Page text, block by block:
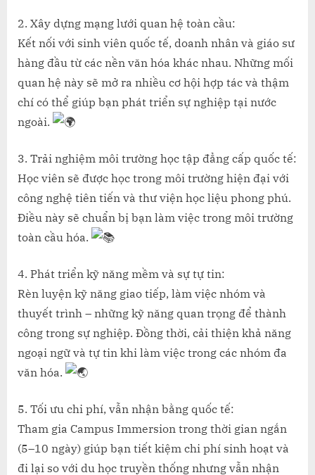
2. Xây dựng mạng lưới quan hệ toàn cầu:
Kết nối với sinh viên quốc tế, doanh nhân và giáo sư
hàng đầu từ các nền văn hóa khác nhau. Những mối
quan hệ này sẽ mở ra nhiều cơ hội hợp tác và thậm
chí có thể giúp bạn phát triển sự nghiệp tại nước
ngoài.
3. Trải nghiệm môi trường học tập đẳng cấp quốc tế:
Học viên sẽ được học trong môi trường hiện đại với
công nghệ tiên tiến và thư viện học liệu phong phú.
Điều này sẽ chuẩn bị bạn làm việc trong môi trường
toàn cầu hóa.
4. Phát triển kỹ năng mềm và sự tự tin:
Rèn luyện kỹ năng giao tiếp, làm việc nhóm và
thuyết trình – những kỹ năng quan trọng để thành
công trong sự nghiệp. Đồng thời, cải thiện khả năng
ngoại ngữ và tự tin khi làm việc trong các nhóm đa
văn hóa.
5. Tối ưu chi phí, vẫn nhận bằng quốc tế:
Tham gia Campus Immersion trong thời gian ngắn
(5–10 ngày) giúp bạn tiết kiệm chi phí sinh hoạt và
đi lại so với du học truyền thống nhưng vẫn nhận